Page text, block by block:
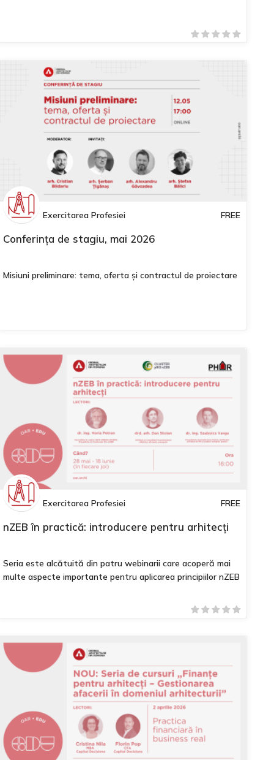
Exercitarea Profesiei FREE
Conferința de stagiu, mai 2026
Misiuni preliminare: tema, oferta și contractul de proiectare
Exercitarea Profesiei FREE
nZEB în practică: introducere pentru arhitecți
Seria este alcătuită din patru webinarii care acoperă mai
multe aspecte importante pentru aplicarea principiilor nZEB